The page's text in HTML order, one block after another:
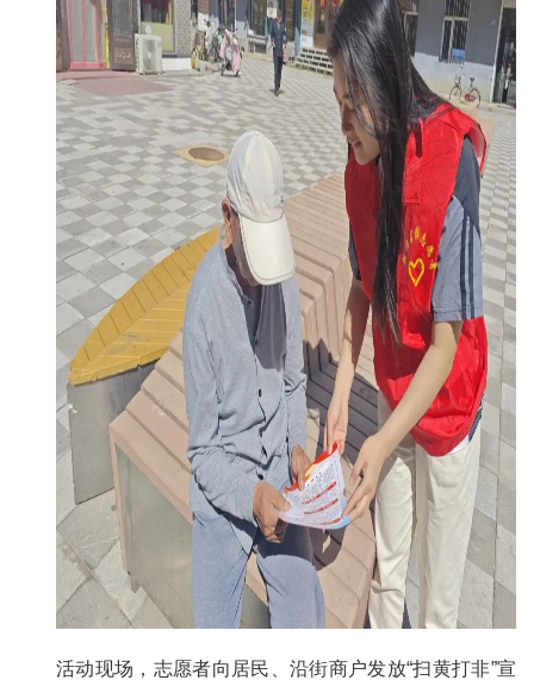
活动现场，志愿者向居民、沿街商户发放“扫黄打非”宣